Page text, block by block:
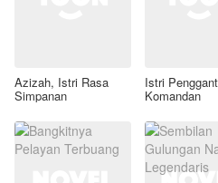
Azizah, Istri Rasa
Simpanan
Istri
Komandan